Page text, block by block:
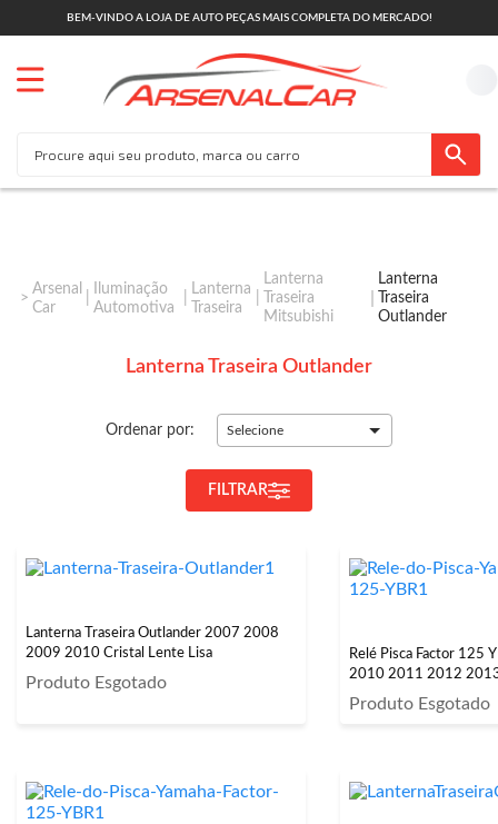
BEM-VINDO A LOJA DE AUTO PEÇAS MAIS COMPLETA DO MERCADO!
Arsenal
Car
Iluminação
Automotiva
Lanterna
Traseira
Lanterna
Traseira
Mitsubishi
Lanterna
Traseira
Outlander
Lanterna Traseira Outlander
Ordenar por: Selecione
FILTRAR
Lanterna Traseira Outlander 2007 2008
2009 2010 Cristal Lente Lisa
Produto Esgotado
Relé Pisca Factor 125
2010 2011 2012
Produto Esgotado